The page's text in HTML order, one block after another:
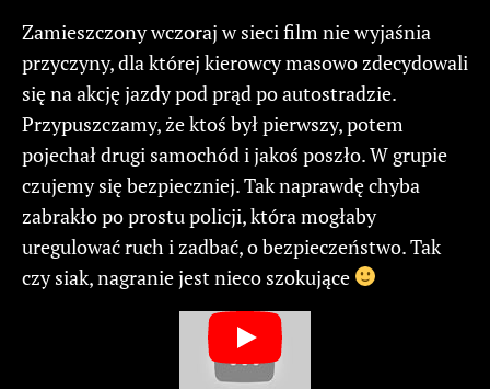
Zamieszczony wczoraj w sieci film nie wyjaśnia
przyczyny, dla której kierowcy masowo zdecydowali
się na akcję jazdy pod prąd po autostradzie.
Przypuszczamy, że ktoś był pierwszy, potem
pojechał drugi samochód i jakoś poszło. W grupie
czujemy się bezpieczniej. Tak naprawdę chyba
zabrakło po prostu policji, która mogłaby
uregulować ruch i zadbać, o bezpieczeństwo. Tak
czy siak, nagranie jest nieco szokujące